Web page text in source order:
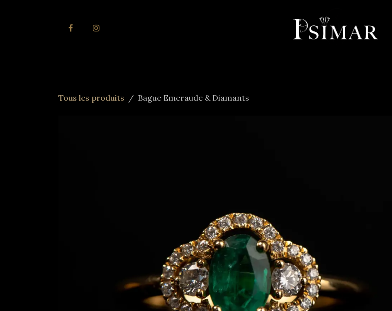
Tous les produits Bague Emeraude & Diamants